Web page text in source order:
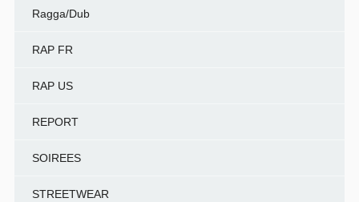
Ragga/Dub
RAP FR
RAP US
REPORT
SOIREES
STREETWEAR